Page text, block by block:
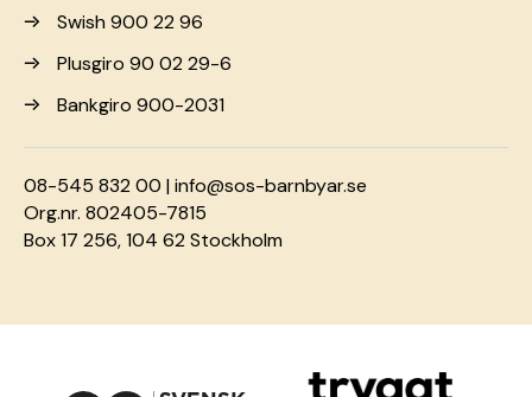
Swish 900 22 96
Plusgiro 90 02 29-6
Bankgiro 900-2031
08-545 832 00 |info@sos-barnbyar.se
Org.nr. 802405-7815
Box 17 256, 104 62 Stockholm